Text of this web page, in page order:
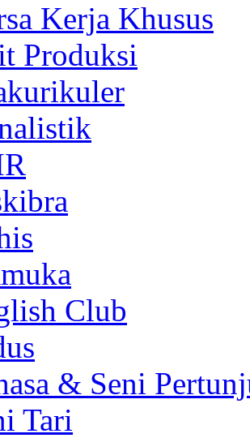
Kerja Khusus
Produksi
Club
& Seni
Tari